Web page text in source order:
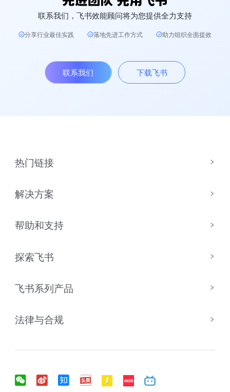
联系我们，飞书效能顾问将为您提供全力支持
分享行业最佳实践 落地先进工作方式 助力组织全面提效
联系我们 下载飞书
热门链接
解决方案
帮助和支持
探索飞书
飞书系列产品
法律与合规